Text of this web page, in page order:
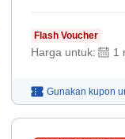
Flash Voucher
Harga untuk: 1
Gunakan kupon